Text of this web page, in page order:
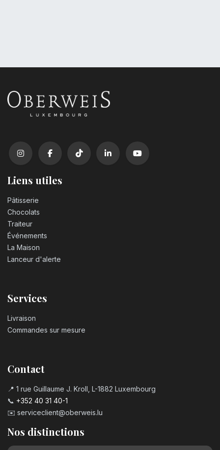
Liens utiles
Pâtisserie
Chocolats
Traiteur
Événements
La Maison
Lanceur d'alerte
Services
Livraison
Commandes sur mesure
Contact
📍 1 rue Guillaume J. Kroll, L-1882 Luxembourg
📞 +352 40 31 40-1
✉️ serviceclient@oberweis.lu
Nos distinctions